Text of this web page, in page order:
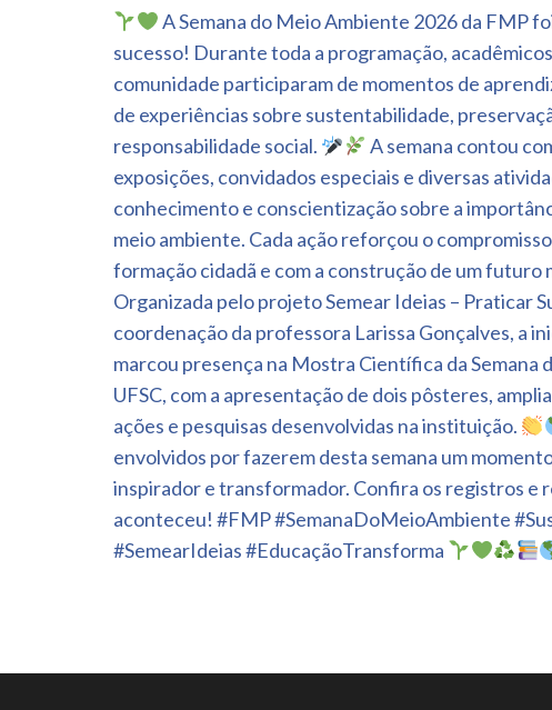
Navegação
de
Post
A Semana do Meio Ambiente 2026 da FMP
sucesso! Durante toda a programação,
comunidade participaram de momentos de
de experiências sobre sustentabilidade,
responsabilidade social.
A semana contou
exposições, convidados especiais e diversas
conhecimento e conscientização sobre a
meio ambiente. Cada ação reforçou o
formação cidadã e com a construção de um futuro
Organizada pelo projeto Semear Ideias – Praticar
coordenação da professora Larissa Gonçalves, a
marcou presença na Mostra Científica da Semana
UFSC, com a apresentação de dois pôsteres,
ações e pesquisas desenvolvidas na instituição.
envolvidos por fazerem desta semana um
inspirador e transformador. Confira os registros e
aconteceu! #FMP #SemanaDoMeioAmbiente
#SemearIdeias #EducaçãoTransforma